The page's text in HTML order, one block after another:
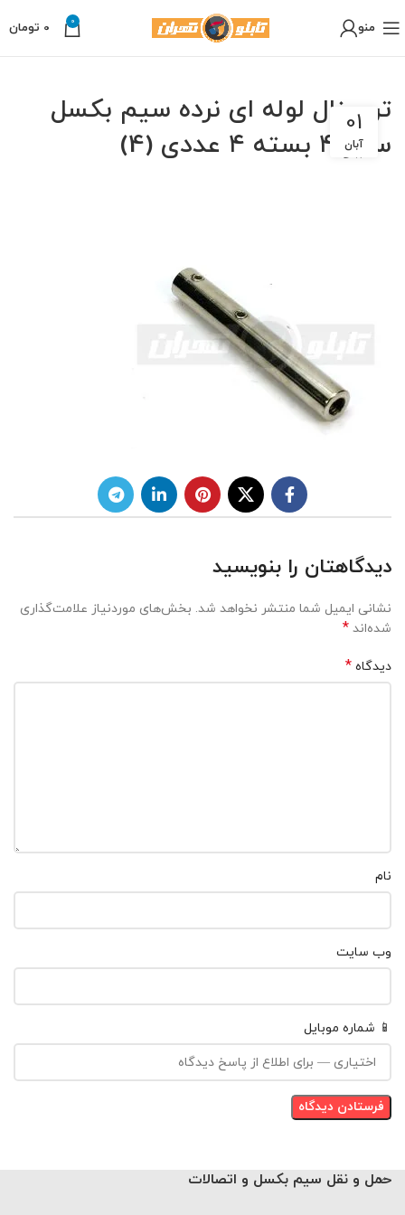
منو 0
0 تومان
ترمینال لوله ای نرده سیم بکسل
سایز ۴ بسته ۴ عددی (4)
01
آبان
دیدگاهتان را بنویسید
نشانی ایمیل شما منتشر نخواهد شد. بخش‌های موردنیاز علامت‌گذاری
شده‌اند *
دیدگاه *
نام
وب‌ سایت
📱 شماره موبایل
حمل و نقل سیم بکسل و اتصالات